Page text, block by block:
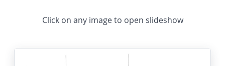
Click on any image to open slideshow